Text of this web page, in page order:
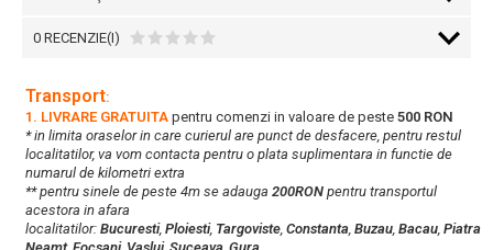
0 RECENZIE(I)
Transport:
1. LIVRARE GRATUITA pentru comenzi in valoare de peste 500 RON
* in limita oraselor in care curierul are punct de desfacere, pentru restul
localitatilor, va vom contacta pentru o plata suplimentara in functie de
numarul de kilometri extra
** pentru sinele de peste 4m se adauga 200RON pentru transportul
acestora in afara
localitatilor: Bucuresti, Ploiesti, Targoviste, Constanta, Buzau, Bacau, Piatra